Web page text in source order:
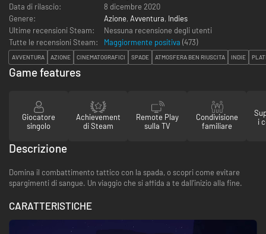
Data di rilascio:
8 dicembre 2020
Genere:
Azione, Avventura, Indies
Ultime recensioni Steam:
Nessuna recensione degli utenti
Tutte le recensioni Steam:
Maggiormente positiva (473)
AVVENTURA AZIONE CINEMATOGRAFICI SPADE ATMOSFERA BEN RIUSCITA INDIE
Game features
Giocatore
singolo
Achievement
di Steam
Remote Play
sulla TV
Condivisione
familiare
i
Descrizione
Domina il combattimento tattico con la spada, o scopri come evitare
spargimenti di sangue. Un viaggio che si affida a te dall'inizio alla fine.
CARATTERISTICHE